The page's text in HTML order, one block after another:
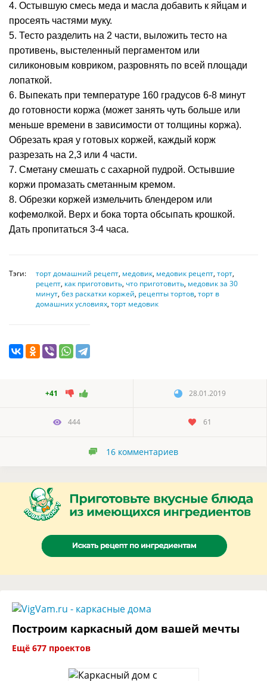
4. Остывшую смесь меда и масла добавить к яйцам и
просеять частями муку.
5. Тесто разделить на 2 части, выложить тесто на
противень, выстеленный пергаментом или
силиконовым ковриком, разровнять по всей площади
лопаткой.
6. Выпекать при температуре 160 градусов 6-8 минут
до готовности коржа (может занять чуть больше или
меньше времени в зависимости от толщины коржа).
Обрезать края у готовых коржей, каждый корж
разрезать на 2,3 или 4 части.
7. Сметану смешать с сахарной пудрой. Остывшие
коржи промазать сметанным кремом.
8. Обрезки коржей измельчить блендером или
кофемолкой. Верх и бока торта обсыпать крошкой.
Дать пропитаться 3-4 часа.
Тэги: торт домашний рецепт, медовик, медовик рецепт, торт,
рецепт, как приготовить, что приготовить, медовик за 30
минут, без раскатки коржей, рецепты тортов, торт в
домашних условиях, торт медовик
+41 28.01.2019
444 61
16 комментариев
Построим каркасный дом вашей мечты
Ещё 677 проектов